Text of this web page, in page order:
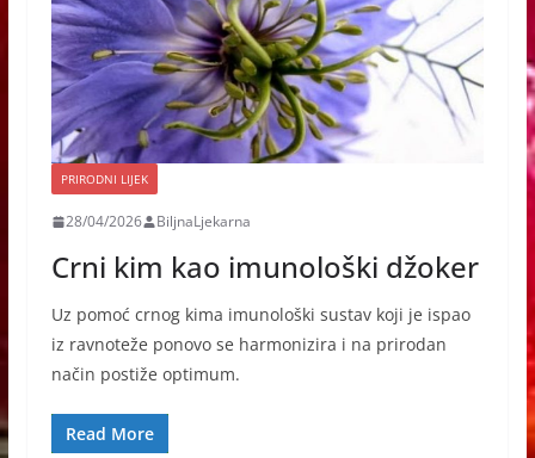
PRIRODNI LIJEK
28/04/2026 BiljnaLjekarna
Crni kim kao imunološki džoker
Uz pomoć crnog kima imunološki sustav koji je ispao
iz ravnoteže ponovo se harmonizira i na prirodan
način postiže optimum.
Read More